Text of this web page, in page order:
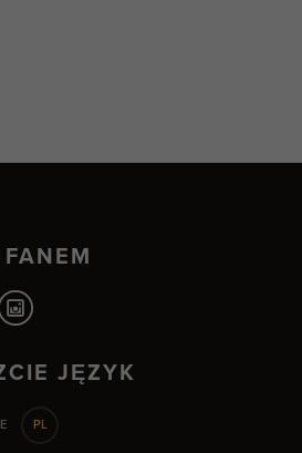
JĘZYK
PL